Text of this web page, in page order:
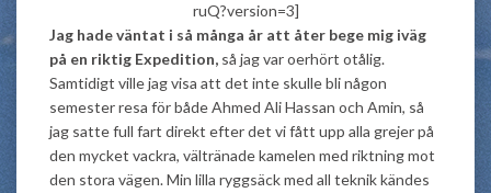
ruQ?version=3]
Jag hade väntat i så många år att åter bege mig iväg
på en riktig Expedition, så jag var oerhört otålig.
Samtidigt ville jag visa att det inte skulle bli någon
semester resa för både Ahmed Ali Hassan och Amin, så
jag satte full fart direkt efter det vi fått upp alla grejer på
den mycket vackra, vältränade kamelen med riktning mot
den stora vägen. Min lilla ryggsäck med all teknik kändes